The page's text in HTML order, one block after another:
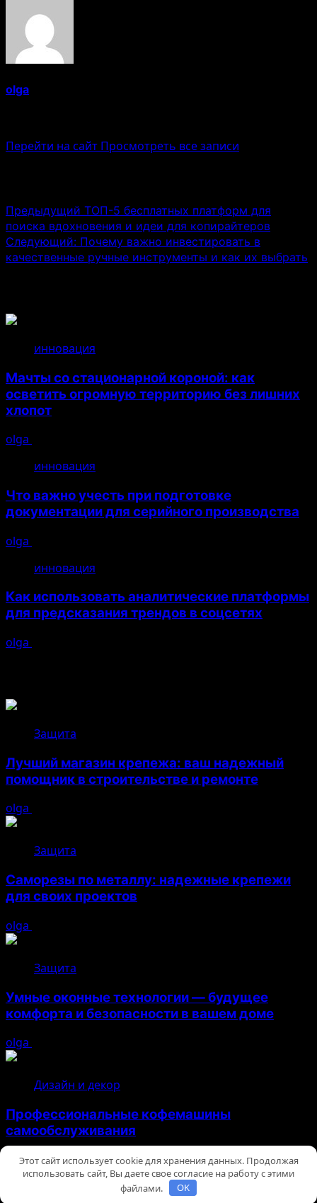
olga
Перейти на сайт Просмотреть все записи
Предыдущий ТОП-5 бесплатных платформ для
поиска вдохновения и идеи для копирайтеров
Следующий: Почему важно инвестировать в
качественные ручные инструменты и как их выбрать
инновация
Мачты со стационарной короной: как
осветить огромную территорию без лишних
хлопот
olga
инновация
Что важно учесть при подготовке
документации для серийного производства
olga
инновация
Как использовать аналитические платформы
для предсказания трендов в соцсетях
olga
Защита
Лучший магазин крепежа: ваш надежный
помощник в строительстве и ремонте
olga
Защита
Саморезы по металлу: надежные крепежи
для своих проектов
olga
Защита
Умные оконные технологии — будущее
комфорта и безопасности в вашем доме
olga
Дизайн и декор
Профессиональные кофемашины
самообслуживания
olga03.08.2026
Авторское право © 2026 Все права зарезервированы.
от AF themes.
Этот сайт использует cookie для хранения данных. Продолжая
использовать сайт, Вы даете свое согласие на работу с этими
файлами.
OK